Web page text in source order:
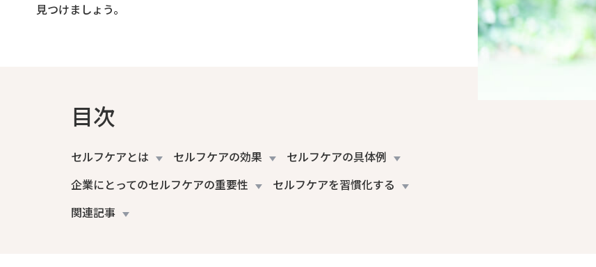
見つけましょう。
目次
セルフケアとは セルフケアの効果
セルフケアの具体例
企業にとってのセルフケアの重要性
セルフケアを習慣化する
関連記事